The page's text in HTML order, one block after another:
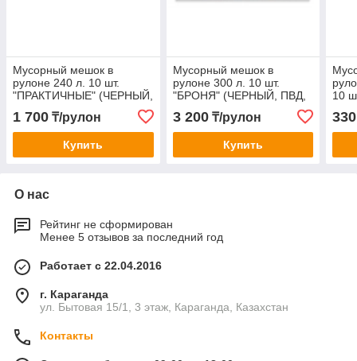
Мусорный мешок в
рулоне 240 л. 10 шт.
"ПРАКТИЧНЫЕ" (ЧЕРНЫЙ,
ПВД, БЕЗ ЗАВЯЗОК,
38мкм)
1 700 ₸/рулон
Купить
Мусорный мешок в
рулоне 300 л. 10 шт.
"БРОНЯ" (ЧЕРНЫЙ, ПВД,
БЕЗ ЗАВЯЗОК, 60мкм)
3 200₸/рулон
Купить
10
330
О нас
Рейтинг не сформирован
Менее 5 отзывов за последний год
Работает с 22.04.2016
г. Караганда
ул. Бытовая 15/1, 3 этаж, Караганда, Казахстан
Контакты